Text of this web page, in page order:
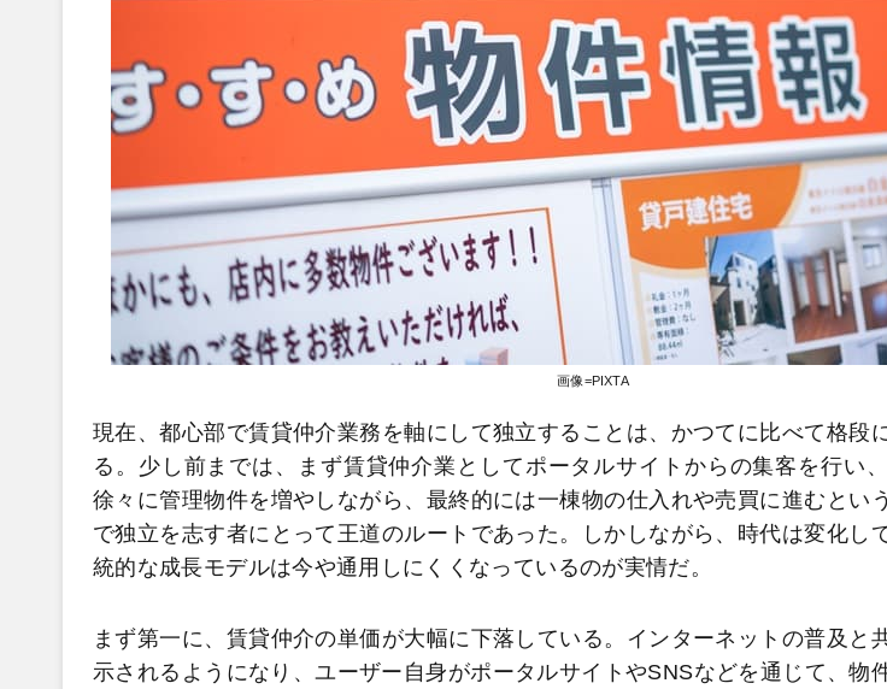
画像=PIXTA
現在、都心部で賃貸仲介業務を軸にして独立することは、かつてに比べて格段
る。少し前までは、まず賃貸仲介業としてポータルサイトからの集客を行い
徐々に管理物件を増やしながら、最終的には一棟物の仕入れや売買に進むとい
で独立を志す者にとって王道のルートであった。しかしながら、時代は変化し
統的な成長モデルは今や通用しにくくなっているのが実情だ。
まず第一に、賃貸仲介の単価が大幅に下落している。インターネットの普及と
示されるようになり、ユーザー自身がポータルサイトやSNSなどを通じて、物